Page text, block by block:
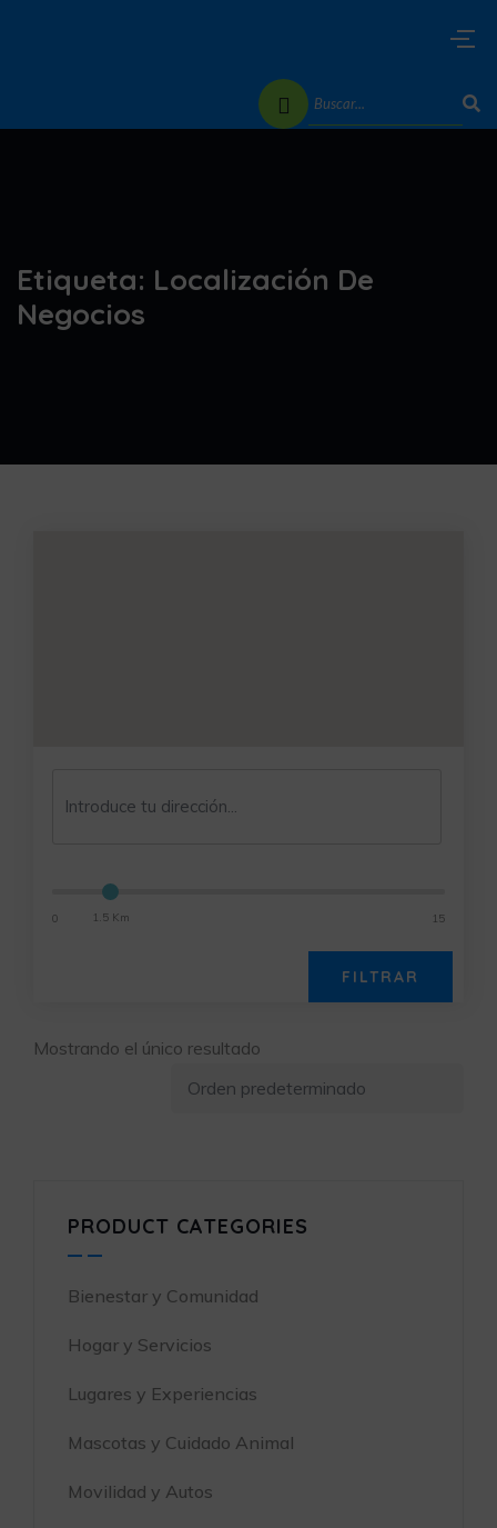
Etiqueta: Localización De
Negocios
0 1.5 Km 15
FILTRAR
Mostrando el único resultado
PRODUCT CATEGORIES
Bienestar y Comunidad
Hogar y Servicios
Lugares y Experiencias
Mascotas y Cuidado Animal
Movilidad y Autos